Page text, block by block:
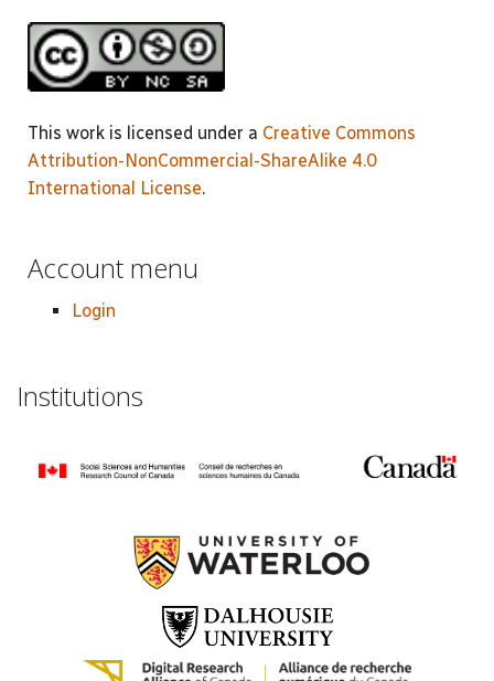
This work is licensed under a Creative Commons
Attribution-NonCommercial-ShareAlike 4.0
International License.
Account menu
Login
Institutions